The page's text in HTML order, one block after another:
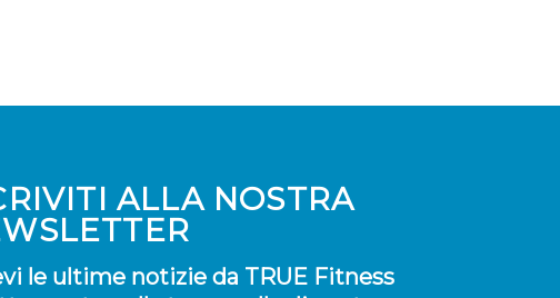
ALLA NOSTRA
le ultime notizie da TRUE Fitness